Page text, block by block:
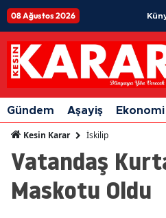
08 Ağustos 2026
Gündem Aşayiş Ekonomi
Kesin Karar İskilip
Vatandaş
Maskotu Oldu